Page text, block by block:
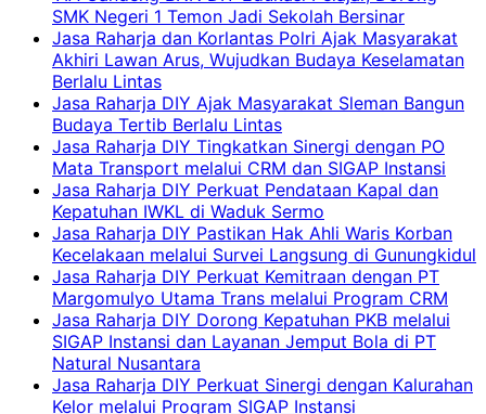
SMK Negeri 1 Temon Jadi Sekolah Bersinar
Jasa Raharja dan Korlantas Polri Ajak Masyarakat
Akhiri Lawan Arus, Wujudkan Budaya Keselamatan
Berlalu Lintas
Jasa Raharja DIY Ajak Masyarakat Sleman Bangun
Budaya Tertib Berlalu Lintas
Jasa Raharja DIY Tingkatkan Sinergi dengan PO
Mata Transport melalui CRM dan SIGAP Instansi
Jasa Raharja DIY Perkuat Pendataan Kapal dan
Kepatuhan IWKL di Waduk Sermo
Jasa Raharja DIY Pastikan Hak Ahli Waris Korban
Kecelakaan melalui Survei Langsung di Gunungkidul
Jasa Raharja DIY Perkuat Kemitraan dengan PT
Margomulyo Utama Trans melalui Program CRM
Jasa Raharja DIY Dorong Kepatuhan PKB melalui
SIGAP Instansi dan Layanan Jemput Bola di PT
Natural Nusantara
Jasa Raharja DIY Perkuat Sinergi dengan Kalurahan
Kelor melalui Program SIGAP Instansi